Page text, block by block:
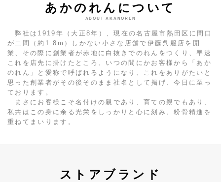
あかのれんについて
ABOUT AKANOREN
弊社は1919年（大正8年）、現在の名古屋市熱田区に間口
が二間（約1.8m）しかない小さな店舗で伊藤呉服店を開
業、その際に創業者が赤地に白抜きでのれんをつくり、早速
これを店先に掛けたところ、いつの間にかお客様から「あか
のれん」と愛称で呼ばれるようになり、これをありがたいと
思った創業者がその後そのまま社名として掲げ、今日に至っ
ております。
まさにお客様こそ名付けの親であり、育ての親でもあり、
私共はこの身に余る光栄をしっかりと心に刻み、粉骨精進を
重ねてまいります。
ストアブランド